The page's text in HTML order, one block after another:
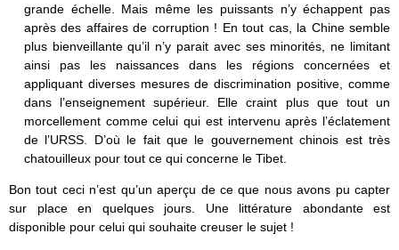
grande échelle. Mais même les puissants n’y échappent pas
après des affaires de corruption ! En tout cas, la Chine semble
plus bienveillante qu’il n’y parait avec ses minorités, ne limitant
ainsi pas les naissances dans les régions concernées et
appliquant diverses mesures de discrimination positive, comme
dans l’enseignement supérieur. Elle craint plus que tout un
morcellement comme celui qui est intervenu après l’éclatement
de l’URSS. D’où le fait que le gouvernement chinois est très
chatouilleux pour tout ce qui concerne le Tibet.
Bon tout ceci n’est qu’un aperçu de ce que nous avons pu capter
sur place en quelques jours. Une littérature abondante est
disponible pour celui qui souhaite creuser le sujet !